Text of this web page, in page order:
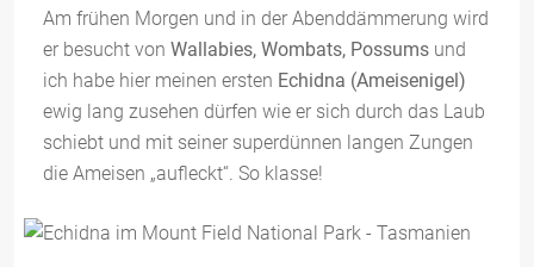
Am frühen Morgen und in der Abenddämmerung wird
er besucht von Wallabies, Wombats, Possums und
ich habe hier meinen ersten Echidna (Ameisenigel)
ewig lang zusehen dürfen wie er sich durch das Laub
schiebt und mit seiner superdünnen langen Zungen
die Ameisen „aufleckt“. So klasse!